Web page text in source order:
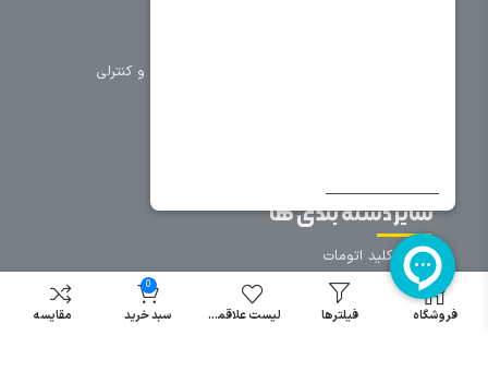
تجهیزات حفاظتی و کنترلی
سایر دسته بندی ها
خرید کلید اتومات
خرید کنتاکتور
خرید فیوز
فروشگاه فیلترها لیست علاقمندی
0
سبد خرید مقایسه